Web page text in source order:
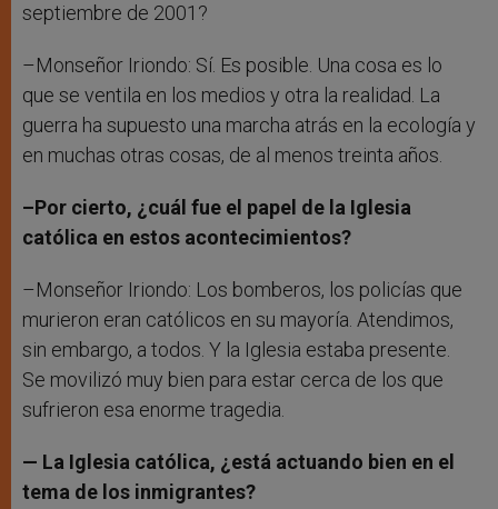
septiembre de 2001?
–Monseñor Iriondo: Sí. Es posible. Una cosa es lo
que se ventila en los medios y otra la realidad. La
guerra ha supuesto una marcha atrás en la ecología y
en muchas otras cosas, de al menos treinta años.
–Por cierto, ¿cuál fue el papel de la Iglesia
católica en estos acontecimientos?
–Monseñor Iriondo: Los bomberos, los policías que
murieron eran católicos en su mayoría. Atendimos,
sin embargo, a todos. Y la Iglesia estaba presente.
Se movilizó muy bien para estar cerca de los que
sufrieron esa enorme tragedia.
— La Iglesia católica, ¿está actuando bien en el
tema de los inmigrantes?